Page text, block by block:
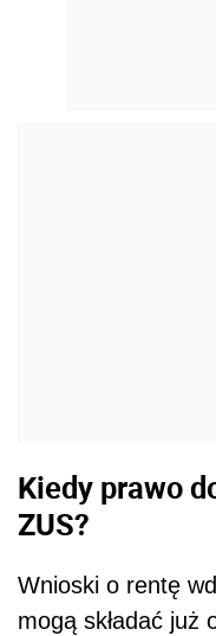
Kiedy prawo
ZUS?
Wnioski o rentę
mogą składać już